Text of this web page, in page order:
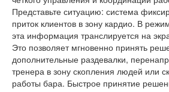
Представьте ситуацию: система
приток клиентов в зону кардио. В
эта информация транслируется на
Это позволяет мгновенно принять
дополнительные раздевалки,
тренера в зону скопления людей или
работы бара. Быстрое принятие